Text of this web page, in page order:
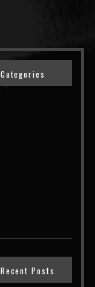
Categories
Recent Posts